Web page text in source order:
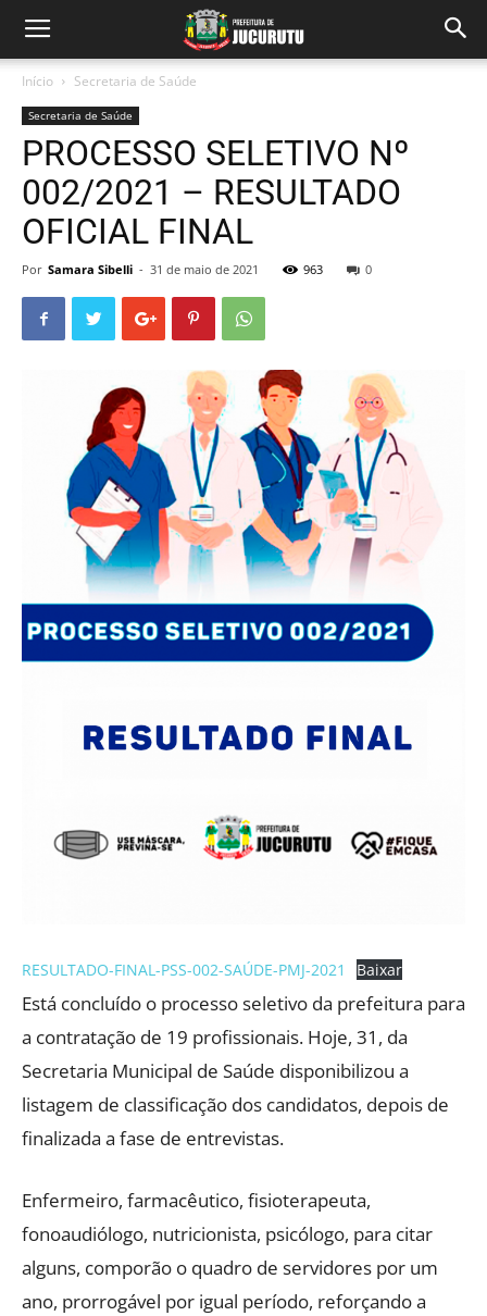
Início Secretaria de Saúde
Secretaria de Saúde
PROCESSO SELETIVO Nº
002/2021 – RESULTADO
OFICIAL FINAL
Por Samara Sibelli - 31 de maio de 2021 963 0
RESULTADO-FINAL-PSS-002-SAÚDE-PMJ-2021 Baixar
Está concluído o processo seletivo da prefeitura para
a contratação de 19 profissionais. Hoje, 31, da
Secretaria Municipal de Saúde disponibilizou a
listagem de classificação dos candidatos, depois de
finalizada a fase de entrevistas.
Enfermeiro, farmacêutico, fisioterapeuta,
fonoaudiólogo, nutricionista, psicólogo, para citar
alguns, comporão o quadro de servidores por um
ano, prorrogável por igual período, reforçando a